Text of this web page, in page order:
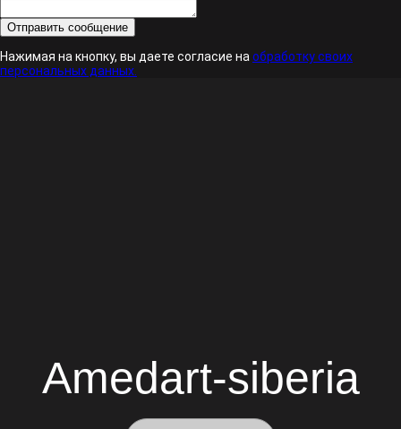
Нажимая на кнопку, вы даете согласие на обработку своих
персональных данных.
Amedart-siberia